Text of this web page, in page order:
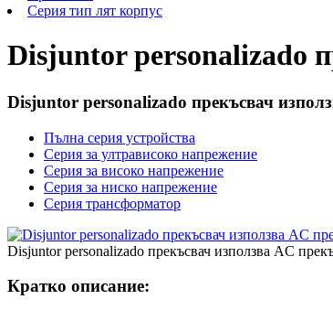
Серия тип лят корпус
Disjuntor personalizado
Disjuntor personalizado прекъсвач
Пълна серия устройства
Серия за ултрависоко напрежение
Серия за високо напрежение
Серия за ниско напрежение
Серия трансформатор
Disjuntor personalizado прекъсвач използва AC
Кратко описание: